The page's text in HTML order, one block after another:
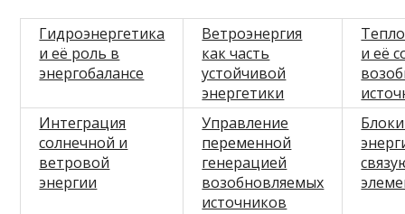
Гидроэнергетика
и её роль в
энергобалансе
Ветроэнергия
как часть
устойчивой
энергетики
и её
Интеграция
солнечной и
ветровой
энергии
Управление
переменной
генерацией
возобновляемых
источников